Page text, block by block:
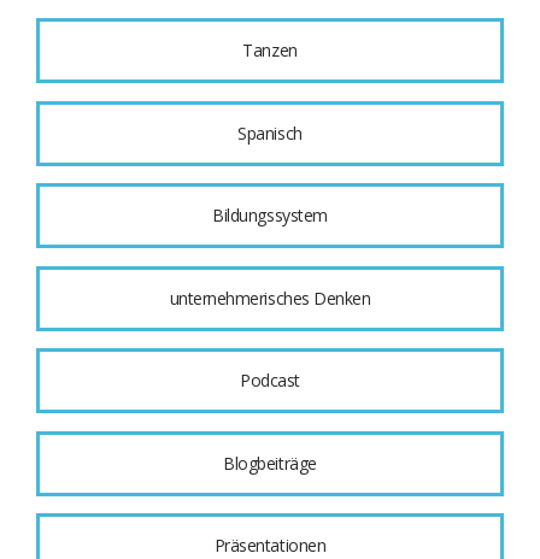
Tanzen
Spanisch
Bildungssystem
unternehmerisches Denken
Podcast
Blogbeiträge
Präsentationen